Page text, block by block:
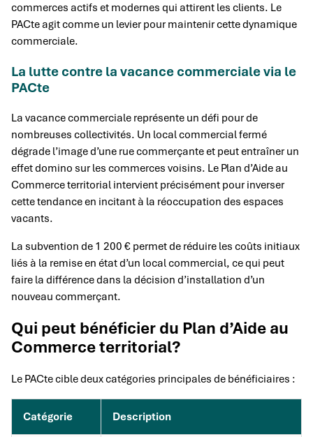
commerces actifs et modernes qui attirent les clients. Le
PACte agit comme un levier pour maintenir cette dynamique
commerciale.
La lutte contre la vacance commerciale via le
PACte
La vacance commerciale représente un défi pour de
nombreuses collectivités. Un local commercial fermé
dégrade l’image d’une rue commerçante et peut entraîner un
effet domino sur les commerces voisins. Le Plan d’Aide au
Commerce territorial intervient précisément pour inverser
cette tendance en incitant à la réoccupation des espaces
vacants.
La subvention de 1 200 € permet de réduire les coûts initiaux
liés à la remise en état d’un local commercial, ce qui peut
faire la différence dans la décision d’installation d’un
nouveau commerçant.
Qui peut bénéficier du Plan d’Aide au
Commerce territorial?
Le PACte cible deux catégories principales de bénéficiaires :
Catégorie Description